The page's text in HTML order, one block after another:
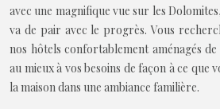
avec une magnifique vue sur les
va de pair avec le progrès. Vous
nos hôtels confortablement aménagés
au mieux à vos besoins de façon à ce que
la maison dans une ambiance familière.